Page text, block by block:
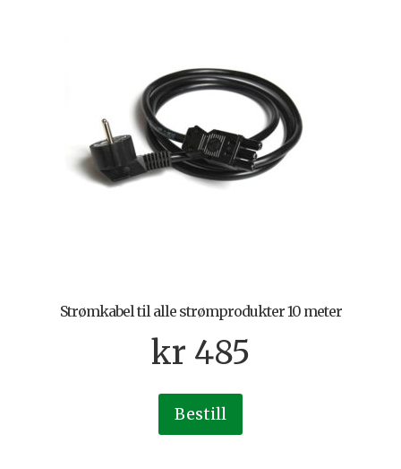
Strømkabel til alle strømprodukter 10 meter
kr 485
Bestill